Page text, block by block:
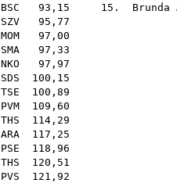
BSC 93,15 15. Brunda
SZV
MOM
SMA
NKO
SDS
TSE
PVM
THS
ARA
PSE
THS
PVS